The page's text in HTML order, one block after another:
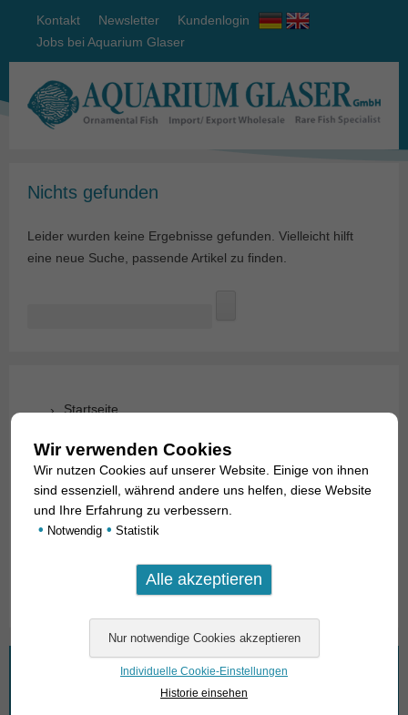
Kontakt Newsletter
Kundenlogin
Jobs bei Aquarium Glaser
Nichts gefunden
Leider wurden keine Ergebnisse gefunden. Vielleicht hilft
eine neue Suche, passende Artikel zu finden.
Startseite
Wir über uns
Fische gesucht
Leistungen
Wonach suchen Sie?
Wir verwenden Cookies
Wir nutzen Cookies auf unserer Website. Einige von ihnen
sind essenziell, während andere uns helfen, diese Website
und Ihre Erfahrung zu verbessern.
• Notwendig • Statistik
Individuelle Cookie-Einstellungen
Historie einsehen